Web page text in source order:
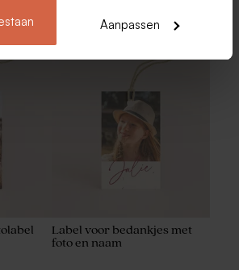
Aanpassen
Staand label met bloemen en
goudfolie
Label voor bedankjes met
foto en naam